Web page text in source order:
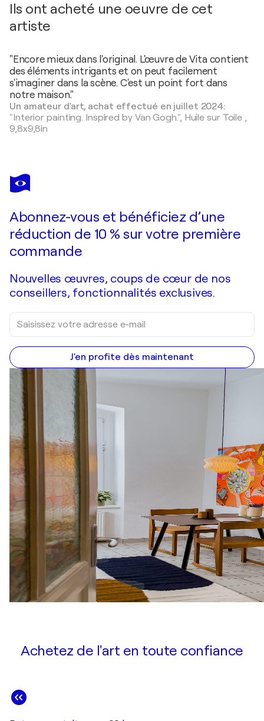
Ils ont acheté une oeuvre de cet
artiste
"Encore mieux dans l'original. L'œuvre de Vita contient
des éléments intrigants et on peut facilement
s'imaginer dans la scène. C'est un point fort dans
notre maison."
Un amateur d'art, achat effectué en juillet 2024:
"Interior painting. Inspired by Van Gogh.", Huile sur Toile ,
9,8x9,8in
Abonnez-vous et bénéficiez d’une
réduction de 10 % sur votre première
commande
Nouvelles œuvres, coups de cœur de nos
conseillers, fonctionnalités exclusives.
J'en profite dès maintenant
Achetez de l'art en toute confiance